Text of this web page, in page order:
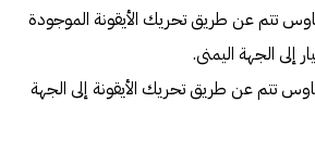
تتم عن طريق تحريك الأيقونة الموجودة
إلى الجهة اليمنى.
تتم عن طريق تحريك الأيقونة إلى الجهة